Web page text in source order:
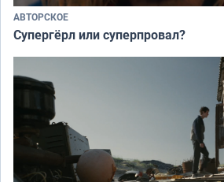
АВТОРСКОЕ
Супергёрл или суперпровал?